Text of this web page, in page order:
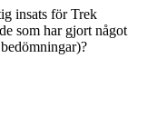
insats för Trek
som har gjort något